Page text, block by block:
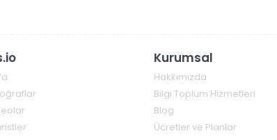
Kurumsal
Hakkımızda
Bilgi Toplum Hizmetleri
Blog
Ücretler ve Planlar